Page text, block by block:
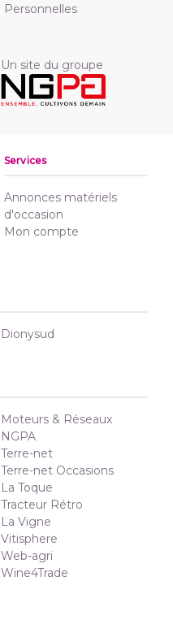
Personnelles
Un site du groupe
Services
Annonces matériels
d'occasion
Mon compte
Dionysud
Moteurs & Réseaux
NGPA
Terre-net
Terre-net Occasions
La Toque
Tracteur Rétro
La Vigne
Vitisphere
Web-agri
Wine4Trade